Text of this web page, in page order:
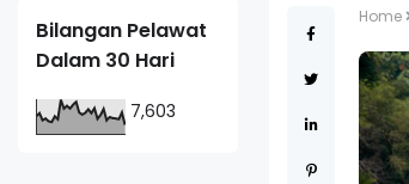
Bilangan Pelawat
Dalam 30 Hari
7,603
Home